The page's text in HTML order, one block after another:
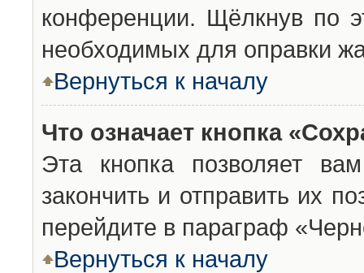
конференции. Щёлкнув по
необходимых для оправки
Вернуться к началу
Что означает кнопка
Эта кнопка позволяет
закончить и отправить их
перейдите в параграф
Вернуться к началу